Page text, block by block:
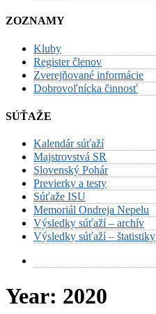
ZOZNAMY
Kluby
Register členov
Zverejňované informácie
Dobrovoľnícka činnosť
SÚŤAŽE
Kalendár súťaží
Majstrovstvá SR
Slovenský Pohár
Previerky a testy
Súťaže ISU
Memoriál Ondreja Nepelu
Výsledky súťaží – archív
Výsledky súťaží – štatistiky
Year: 2020